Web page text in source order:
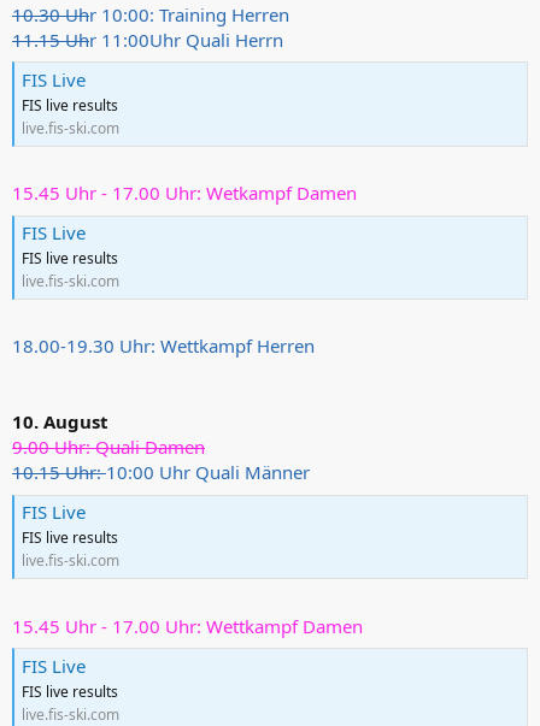
10.30 Uhr 10:00: Training Herren
11.15 Uhr 11:00Uhr Quali Herrn
FIS Live
FIS live results
live.fis-ski.com
15.45 Uhr - 17.00 Uhr: Wetkampf Damen
FIS Live
FIS live results
live.fis-ski.com
18.00-19.30 Uhr: Wettkampf Herren
10. August
9.00 Uhr: Quali Damen
10.15 Uhr:10:00 Uhr Quali Männer
FIS Live
FIS live results
live.fis-ski.com
15.45 Uhr - 17.00 Uhr: Wettkampf Damen
FIS Live
FIS live results
live.fis-ski.com